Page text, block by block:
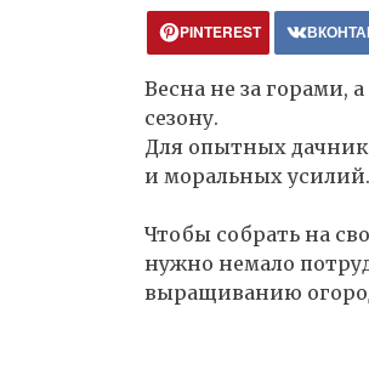
PINTEREST
Весна не за горами,
сезону.
Для опытных
и моральных усилий.
Чтобы собрать на
нужно немало
выращиванию